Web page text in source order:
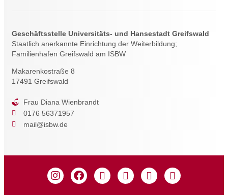
Geschäftsstelle Universitäts- und Hansestadt Greifswald
Staatlich anerkannte Einrichtung der Weiterbildung;
Familienhafen Greifswald am ISBW
Makarenkostraße 8
17491 Greifswald
Frau Diana Wienbrandt
0176 56371957
mail@isbw.de